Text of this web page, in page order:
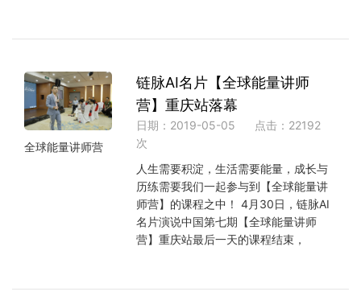
全球能量讲师营
链脉AI名片【全球能量讲师
营】重庆站落幕
日期：2019-05-05
点击：22192
次
人生需要积淀，生活需要能量，成长与
历练需要我们一起参与到【全球能量讲
师营】的课程之中！ 4月30日，链脉AI
名片演说中国第七期【全球能量讲师
营】重庆站最后一天的课程结束，